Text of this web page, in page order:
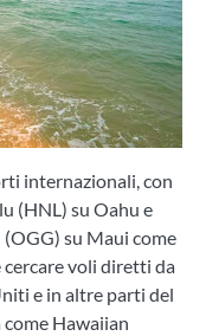
internazionali, con
(HNL) su Oahu e
su Maui come
cercare voli diretti da
e in altre parti del
Hawaiian